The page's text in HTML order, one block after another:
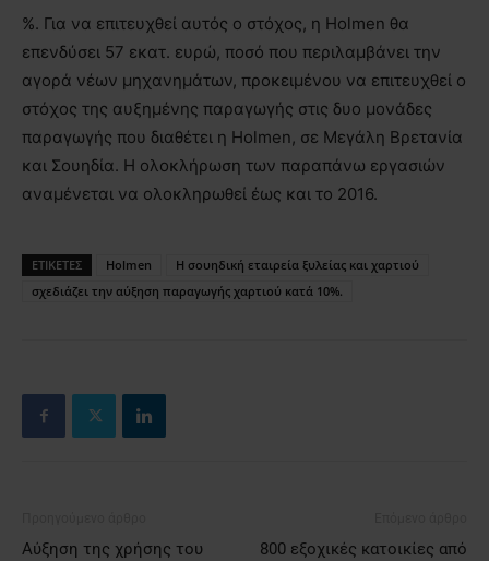
%. Για να επιτευχθεί αυτός ο στόχος, η Holmen θα
επενδύσει 57 εκατ. ευρώ, ποσό που περιλαμβάνει την
αγορά νέων μηχανημάτων, προκειμένου να επιτευχθεί ο
στόχος της αυξημένης παραγωγής στις δυο μονάδες
παραγωγής που διαθέτει η Holmen, σε Μεγάλη Βρετανία
και Σουηδία. Η ολοκλήρωση των παραπάνω εργασιών
αναμένεται να ολοκληρωθεί έως και το 2016.
ΕΤΙΚΕΤΕΣ Holmen
Η σουηδική εταιρεία ξυλείας και χαρτιού
σχεδιάζει την αύξηση παραγωγής χαρτιού κατά 10%.
Αύξηση της χρήσης του
800 εξοχικές κατοικίες από